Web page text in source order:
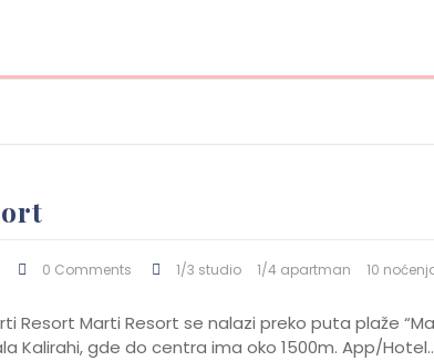
0 Comments 1/3 studio 1/4 apartman 10
Resort Marti Resort se nalazi preko puta plaže
Kalirahi, gde do centra ima oko 1500m. App/